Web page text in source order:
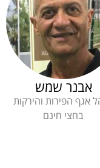
אבנר שמש
אגף הפירות והירקות
בחצי חינם